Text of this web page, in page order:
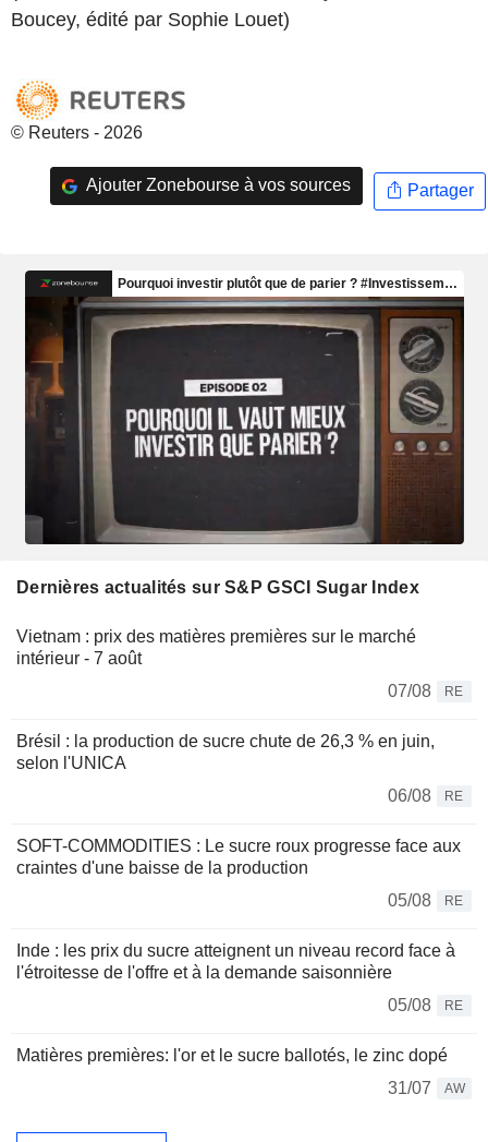
Boucey, édité par Sophie Louet)
© Reuters - 2026
Ajouter Zonebourse à vos sources Partager
Dernières actualités sur S&P GSCI Sugar Index
Vietnam : prix des matières premières sur le marché
intérieur - 7 août
07/08
RE
Brésil : la production de sucre chute de 26,3 % en juin,
selon l'UNICA
06/08
RE
SOFT-COMMODITIES : Le sucre roux progresse face aux
craintes d'une baisse de la production
05/08
RE
Inde : les prix du sucre atteignent un niveau record face à
l'étroitesse de l'offre et à la demande saisonnière
05/08
RE
Matières premières: l'or et le sucre ballotés, le zinc dopé
31/07
AW